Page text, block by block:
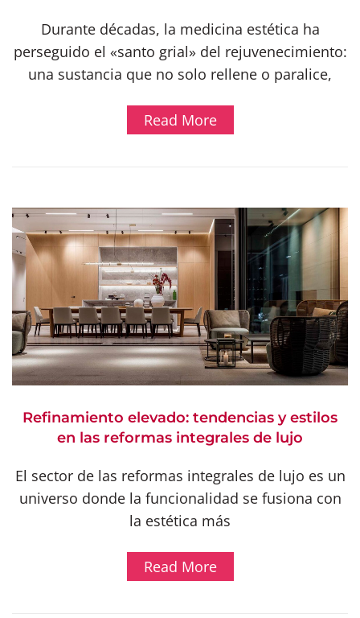
Durante décadas, la medicina estética ha
perseguido el «santo grial» del rejuvenecimiento:
una sustancia que no solo rellene o paralice,
Read More
Refinamiento elevado: tendencias y estilos
en las reformas integrales de lujo
El sector de las reformas integrales de lujo es un
universo donde la funcionalidad se fusiona con
la estética más
Read More